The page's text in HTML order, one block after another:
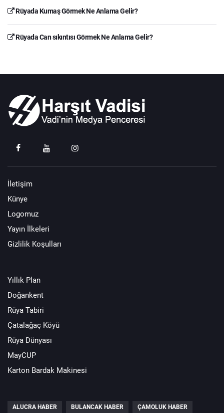
Rüyada Kumaş Görmek Ne Anlama Gelir?
Rüyada Can sıkıntısı Görmek Ne Anlama Gelir?
İletişim
Künye
Logomuz
Yayın İlkeleri
Gizlilik Koşulları
Yıllık Plan
Doğankent
Rüya Tabiri
Çatalağaç Köyü
Rüya Dünyası
MayCUP
Karton Bardak Makinesi
ALUCRA HABER BULANCAK HABER ÇAMOLUK HABER